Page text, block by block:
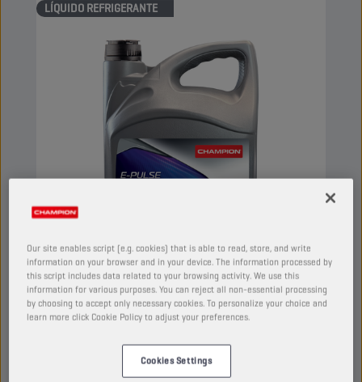
LÍQUIDO REFRIGERANTE
CHAMPIONE-PULSE
LC COOLANT
65341
Our site enables script (e.g. cookies) that is able to read, store, and write
information on your browser and in your device. The information processed by
this script includes data related to your browsing activity. We use this
information for various purposes. You can reject all non-essential processing
by choosing to accept only necessary cookies. To personalize your choice and
learn more click Cookie Policy to adjust your preferences.
Cookies Settings